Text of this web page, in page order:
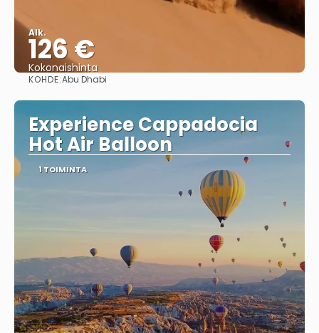
Alk.
126 €
Kokonaishinta
KOHDE:Abu Dhabi
Experience Cappadocia
Hot Air Balloon
1 TOIMINTA